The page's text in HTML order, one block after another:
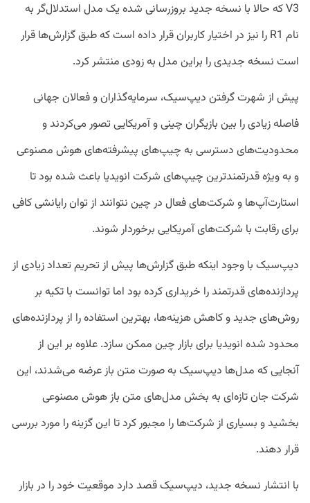
V3 که حالا با نسخه جدید بروزرسانی شده یک مدل استدلال‌گر به
نام R1 را نیز در اختیار کاربران قرار داده است که طبق گزارش‌ها قرار
است نسخه جدیدی را براین مدل به زودی منتشر کرد.
پیش از شهرت گرفتن دیپ‌سیک، سرمایه‌گذاران و فعالان جهانی
فاصله زیادی را بین بازیگران چینی و آمریکایی تصور می‌کردند و
محدودیت‌های دسترسی به چیپ‌های پیشرفته‌های هوش مصنوعی
و به ویژه قدرتمندترین چیپ‌های شرکت انویدیا باعث شده بود تا
استارت‌آپ‌ها و شرکت‌های فعال در چین نتوانند از توان رایانشی کافی
برای رقابت با شرکت‌های آمریکایی برخوردار شوند.
دیپ‌سیک با وجود اینکه طبق گزارش‌ها پیش از تحریم تعداد زیادی از
پردازنده‌های قدرتمند را خریداری کرده بود اما توانست با تکیه بر
روش‌های جدید و کاهش هزینه‌ها، بهترین استفاده را از پردازنده‌های
محدود شده انویدیا برای بازار چین ممکن سازد. علاوه بر این از
آنجایی که مدل‌ها دیپ‌سیک به صورت متن باز عرضه می‌شدند، این
شرکت جان تازه‌ای به بخش مدل‌های متن باز هوش مصنوعی
بخشید و بسیاری از شرکت‌ها را مجبور کرد تا این گزینه را مورد بررسی
قرار دهند.
با انتشار نسخه جدید، دیپ‌سیک قصد دارد موقعیت خود را در بازار